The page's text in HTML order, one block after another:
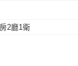
2廳1衛